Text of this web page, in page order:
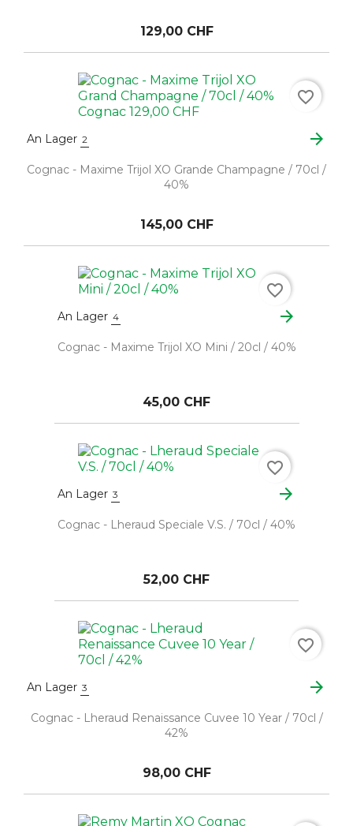
129,00 CHF
An Lager 2 arrow_forward
Cognac - Maxime Trijol XO Grande Champagne / 70cl /
40%
145,00 CHF
favorite_border
An Lager 4 arrow_forward
Cognac - Maxime Trijol XO Mini / 20cl / 40%
45,00 CHF
favorite_border
An Lager 3 arrow_forward
Cognac - Lheraud Speciale V.S. / 70cl / 40%
52,00 CHF
favorite_border
An Lager 3 arrow_forward
Cognac - Lheraud Renaissance Cuvee 10 Year / 70cl /
42%
98,00 CHF
favorite_border